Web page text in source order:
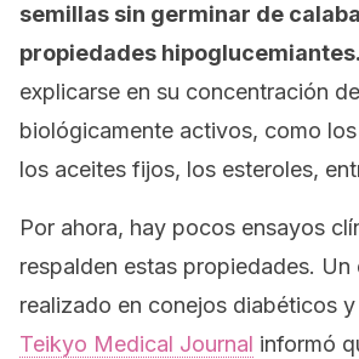
semillas sin germinar de
propiedades hipoglucemiantes.
explicarse en su concentración
biológicamente activos, como
los aceites fijos, los esteroles,
Por ahora, hay pocos ensayos
respalden estas propiedades. Un
realizado en conejos diabéticos
Teikyo Medical Journal informó